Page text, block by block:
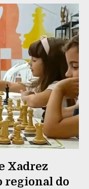
Xadrez
regional do